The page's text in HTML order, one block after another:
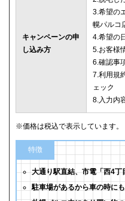
キャンペーンの申
し込み方
3.希望の
幌パルコ
4.希望の
5.お客様
6.確認事
7.利用規
ェック
8.入力内
※価格は税込で表示しています。
特徴
大通り駅直結、市電「西4丁
駐車場があるから車の時に